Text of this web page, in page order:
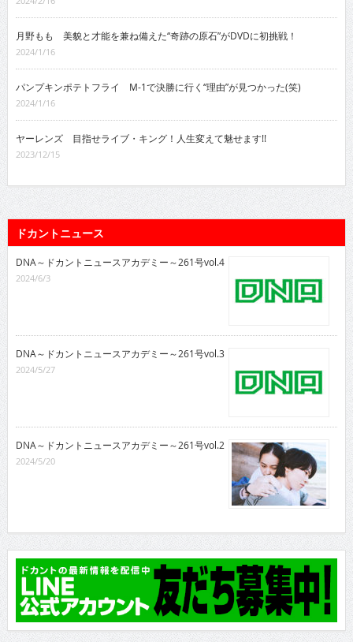
月野もも 美貌と才能を兼ね備えた“奇跡の原石”がDVDに初挑戦！
2024/1/16
パンプキンポテトフライ M-1で決勝に行く“理由”が見つかった(笑)
2024/1/16
ヤーレンズ 目指せライブ・キング！人生変えて魅せます!!
2023/12/15
ドカントニュース
DNA～ドカントニュースアカデミー～261号vol.4
2024/6/3
DNA～ドカントニュースアカデミー～261号vol.3
2024/5/27
DNA～ドカントニュースアカデミー～261号vol.2
2024/5/20